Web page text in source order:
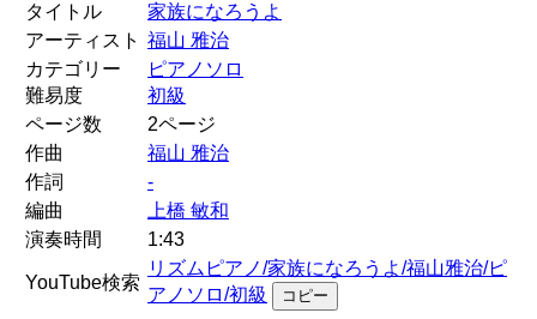
タイトル
家族になろうよ
アーティスト 福山 雅治
カテゴリー
難易度
ピアノソロ
初級
ページ数
2ページ
作曲
福山 雅治
作詞
-
編曲
上橋 敏和
演奏時間
1:43
YouTube検索
リズムピアノ/家族になろうよ/福山雅治/ピ
アノソロ/初級
コピー